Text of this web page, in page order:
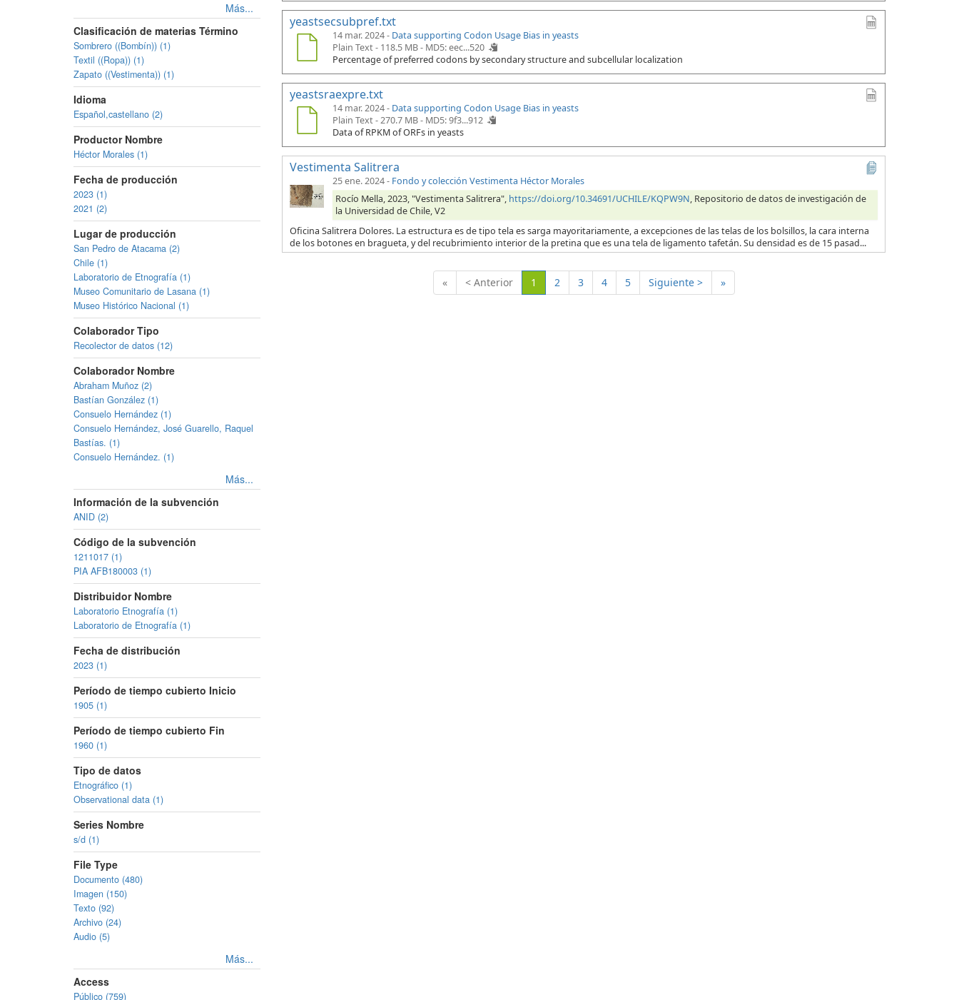
Más...
Clasificación de materias Término
Sombrero ((Bombín)) (1)
Textil ((Ropa)) (1)
Zapato ((Vestimenta)) (1)
Idioma
Español,castellano (2)
Productor Nombre
Héctor Morales (1)
Fecha de producción
2023 (1)
2021 (2)
Lugar de producción
San Pedro de Atacama (2)
Chile (1)
Laboratorio de Etnografía (1)
Museo Comunitario de Lasana (1)
Museo Histórico Nacional (1)
Colaborador Tipo
Recolector de datos (12)
Colaborador Nombre
Abraham Muñoz (2)
Bastían González (1)
Consuelo Hernández (1)
Consuelo Hernández, José Guarello, Raquel
Bastías. (1)
Consuelo Hernández. (1)
Más...
Información de la subvención
ANID (2)
Código de la subvención
1211017 (1)
PIA AFB180003 (1)
Distribuidor Nombre
Laboratorio Etnografía (1)
Laboratorio de Etnografía (1)
Fecha de distribución
2023 (1)
Período de tiempo cubierto Inicio
1905 (1)
Período de tiempo cubierto Fin
1960 (1)
Tipo de datos
Etnográfico (1)
Observational data (1)
Series Nombre
s/d (1)
File Type
Documento (480)
Imagen (150)
Texto (92)
Archivo (24)
Audio (5)
Más...
Access
Público (759)
yeastsecsubpref.txt
14 mar. 2024 - Data supporting Codon Usage Bias in yeasts
Plain Text - 118.5 MB - MD5: eec...520
Percentage of preferred codons by secondary structure and subcellular localization
yeastsraexpre.txt
14 mar. 2024 - Data supporting Codon Usage Bias in yeasts
Plain Text - 270.7 MB - MD5: 9f3...912
Data of RPKM of ORFs in yeasts
Vestimenta Salitrera
25 ene. 2024- Fondo y colección Vestimenta Héctor Morales
Rocío Mella, 2023, "Vestimenta Salitrera", https://doi.org/10.34691/UCHILE/KQPW9N, Repositorio de datos de investigación de
la Universidad de Chile, V2
Oficina Salitrera Dolores. La estructura es de tipo tela es sarga mayoritariamente, a excepciones de las telas de los bolsillos, la cara interna
de los botones en bragueta, y del recubrimiento interior de la pretina que es una tela de ligamento tafetán. Su densidad es de 15 pasad...
« < Anterior 1 (Actual)
2 3 4 5 Siguiente > »